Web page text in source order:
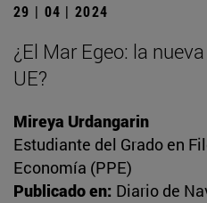
29 | 04 | 2024
¿El Mar Egeo: la
UE?
Mireya Urdangarin
Estudiante del Grado en
Economía (PPE)
Publicado en: Diario de